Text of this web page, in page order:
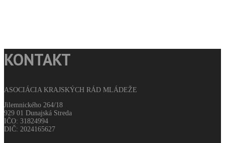
KONTAKT
ASOCIÁCIA KRAJSKÝCH RÁD MLÁDEŽE
Jilemnického 264/18
929 01 Dunajská Streda
IČO: 31824994
DIČ: 2024165627